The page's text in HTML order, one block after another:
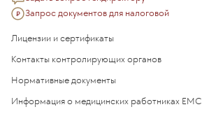
Запрос документов для налоговой
Лицензии и сертификаты
Контакты контролирующих органов
Нормативные документы
Информация о медицинских работниках EMC